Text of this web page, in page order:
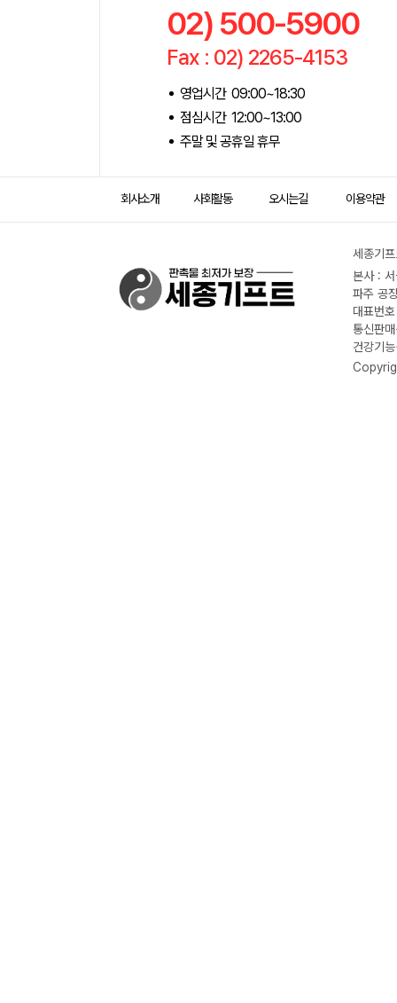
02) 500-5900
Fax : 02) 2265-4153
영업시간 09:00~18:30
점심시간 12:00~13:00
주말 및 공휴일 휴무
회사소개 사회활동 오시는길 이용약관
세종기
본사 :
파주 공
대표번
통신판
건강기